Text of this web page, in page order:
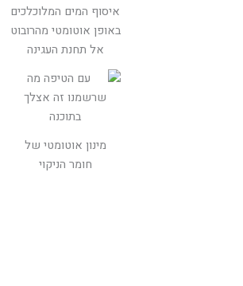
איסוף המים המלוכלכים
באופן אוטומטי מהרובוט
אל תחנת העגינה
מינון אוטומטי של
חומר הניקוי